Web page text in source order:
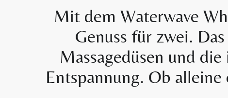
Mit dem Waterwave
Genuss für zwei.
Massagedüsen und
Entspannung. Ob